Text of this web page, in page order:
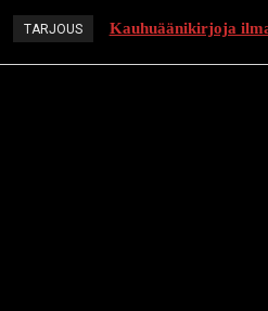
TARJOUS Kauhuäänikirjoja